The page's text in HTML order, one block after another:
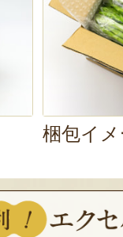
梱包イ